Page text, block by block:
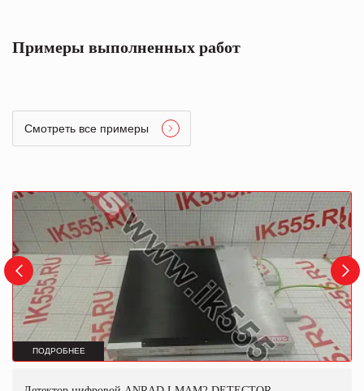
Примеры выполненных работ
Смотреть все примеры
ПОДРОБНЕЕ